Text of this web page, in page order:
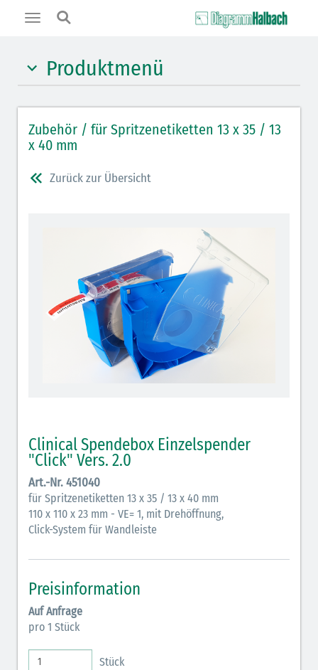
Toggle
Produktmenü
Wandleisten mit dem "Click"
Zubehör / für Spritzenetiketten 13 x 35 / 13
x 40 mm
Zurück zur Übersicht
Clinical Spendebox Einzelspender
"Click" Vers. 2.0
Art.-Nr. 451040
für Spritzenetiketten 13 x 35 / 13 x 40 mm
110 x 110 x 23 mm - VE= 1, mit Drehöffnung,
Click-System für Wandleiste
Preisinformation
Auf Anfrage
pro 1 Stück
Stück